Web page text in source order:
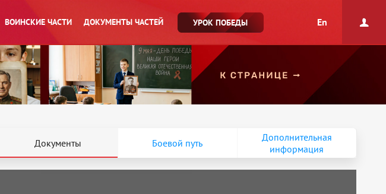
ВОИНСКИЕ ЧАСТИ ДОКУМЕНТЫ ЧАСТЕЙ УРОК ПОБЕДЫ En
Документы Боевой путь
Дополнительная
информация